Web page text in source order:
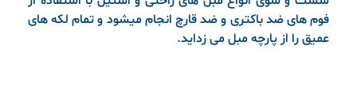
فوم های ضد باکتری و ضد قارچ انجام میشود و تمام لکه های
عمیق را از پارچه مبل می زداید.